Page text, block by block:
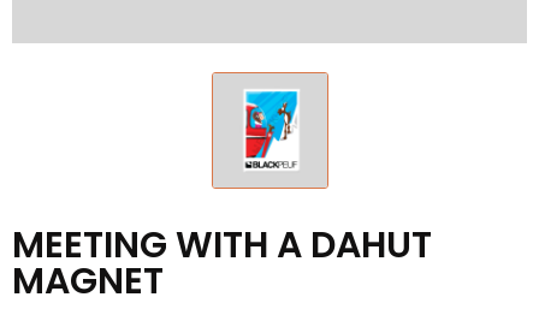
MEETING WITH A DAHUT
MAGNET